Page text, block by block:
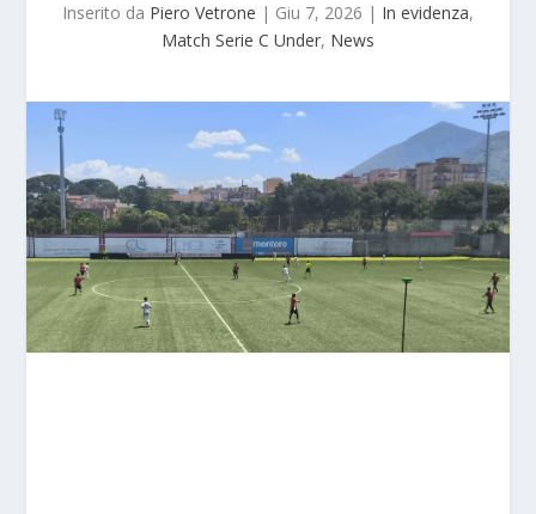
Inserito da Piero Vetrone | Giu 7, 2026 | In evidenza,
Match Serie C Under, News